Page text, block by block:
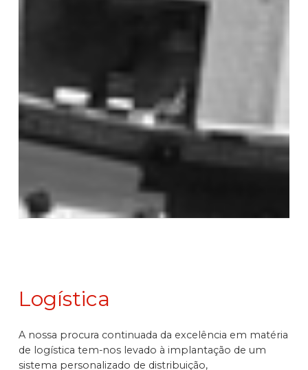
Logística
A nossa procura continuada da excelência em matéria
de logística tem-nos levado à implantação de um
sistema personalizado de distribuição,